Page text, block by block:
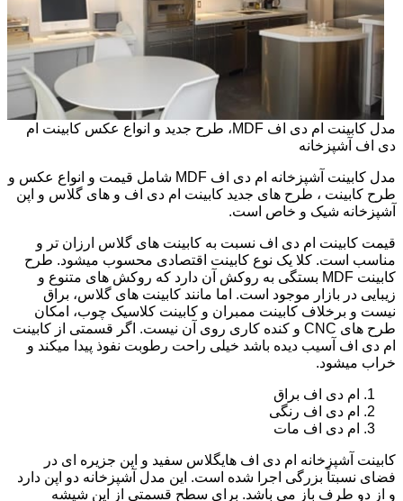
مدل کابینت ام دی اف MDF، طرح جدید و انواع عکس کابینت ام
دی اف آشپزخانه
مدل کابینت آشپزخانه ام دی اف MDF شامل قیمت و انواع عکس و
طرح کابینت ، طرح های جدید کابینت ام دی اف و های گلاس و اپن
آشپزخانه شیک و خاص است.
قیمت کابینت ام دی اف نسبت به کابینت های گلاس ارزان تر و
مناسب است. کلا یک نوع کابینت اقتصادی محسوب میشود. طرح
کابینت MDF بستگی به روکش آن دارد که روکش های متنوع و
زیبایی در بازار موجود است. اما مانند کابینت های گلاس، براق
نیست و برخلاف کابینت ممبران و کابینت کلاسیک چوب، امکان
طرح های CNC و کنده کاری روی آن نیست. اگر قسمتی از کابینت
ام دی اف آسیب دیده باشد خیلی راحت رطوبت نفوذ پیدا میکند و
خراب میشود.
ام دی اف براق
ام دی اف رنگی
ام دی اف مات
کابینت آشپزخانه ام دی اف هایگلاس سفید و اپن جزیره ای در
فضای نسبتاً بزرگی اجرا شده است. این مدل آشپزخانه دو اپن دارد
و از دو طرف باز می باشد. برای سطح قسمتی از اپن شیشه